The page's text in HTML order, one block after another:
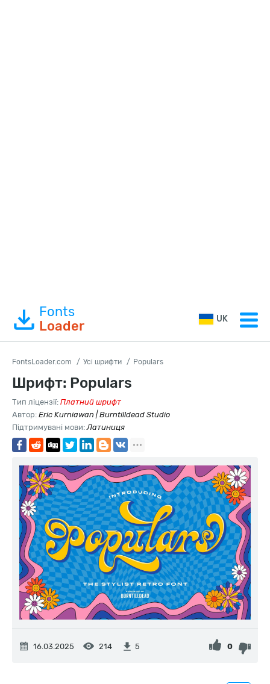
Fonts
Loader
UK
FontsLoader.com Усі шрифти Populars
Шрифт: Populars
Тип ліцензії: Платний шрифт
Автор: Eric Kurniawan | Burntilldead Studio
Підтримувані мови:Латиниця
16.03.2025 214 5 0